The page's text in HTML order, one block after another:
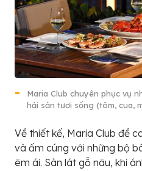
Maria Club chuyên phục vụ
hải sản tươi sống (tôm, cua,
Về thiết kế, Maria Club đề
và ấm cúng với những bộ
êm ái. Sàn lát gỗ nâu, khi